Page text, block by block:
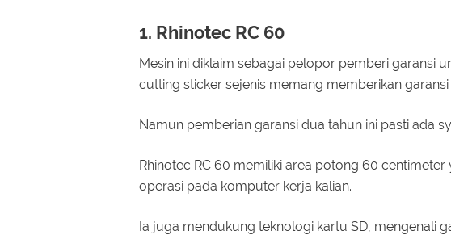
1. Rhinotec RC 60
Mesin ini diklaim sebagai pelopor pemberi garansi
cutting sticker sejenis memang memberikan garansi
Namun pemberian garansi dua tahun ini pasti ada
Rhinotec RC 60 memiliki area potong 60
operasi pada komputer kerja kalian.
Ia juga mendukung teknologi kartu SD, mengenali